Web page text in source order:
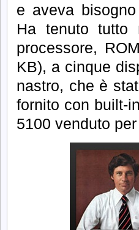
e aveva
Ha tenuto tutto
processore,
KB), a cinque
nastro, che è
fornito con built-
5100 venduto